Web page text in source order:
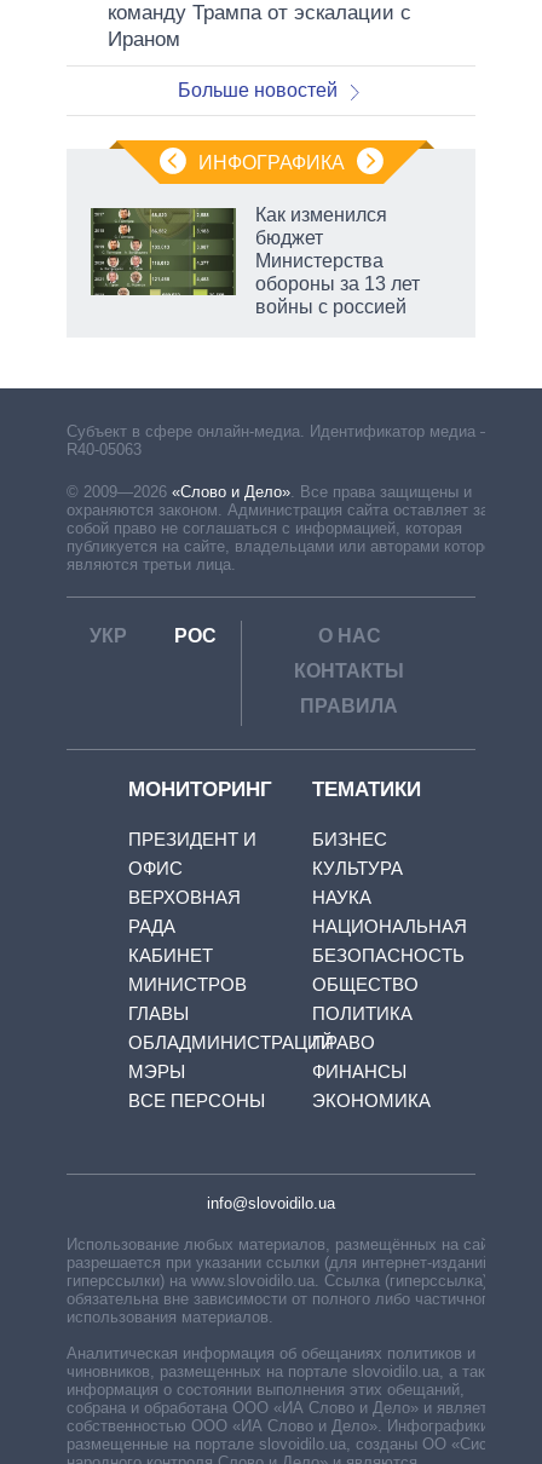
команду Трампа от эскалации с
Ираном
Больше новостей
ИНФОГРАФИКА
Как изменился
бюджет
Министерства
обороны за 13 лет
войны с россией
Субъект в сфере онлайн-медиа. Идентификатор медиа –
R40-05063
© 2009—2026 «Слово и Дело» Все права защищены и
охраняются законом. Администрация сайта оставляет за
собой право не соглашаться с информацией, которая
публикуется на сайте, владельцами или авторами которой
являются третьи лица.
УКР РОС
О НАС
КОНТАКТЫ
ПРАВИЛА
МОНИТОРИНГ
ПРЕЗИДЕНТ И
ОФИС
ВЕРХОВНАЯ
РАДА
КАБИНЕТ
МИНИСТРОВ
ГЛАВЫ
ОБЛАДМИНИСТРАЦИЙ
МЭРЫ
ВСЕ ПЕРСОНЫ
ТЕМАТИКИ
БИЗНЕС
КУЛЬТУРА
НАУКА
НАЦИОНАЛЬНАЯ
БЕЗОПАСНОСТЬ
ОБЩЕСТВО
ПОЛИТИКА
ПРАВО
ФИНАНСЫ
ЭКОНОМИКА
info@slovoidilo.ua
Использование любых материалов, размещённых на сайте,
разрешается при указании ссылки (для интернет-изданий —
гиперссылки) на www.slovoidilo.ua. Ссылка (гиперссылка)
обязательна вне зависимости от полного либо частичного
использования материалов.
Аналитическая информация об обещаниях политиков и
чиновников, размещенных на портале slovoidilo.ua, а также
информация о состоянии выполнения этих обещаний,
собрана и обработана ООО «ИА Слово и Дело» и является
собственностью ООО «ИА Слово и Дело». Инфографики,
размещенные на портале slovoidilo.ua, созданы ОО «Система